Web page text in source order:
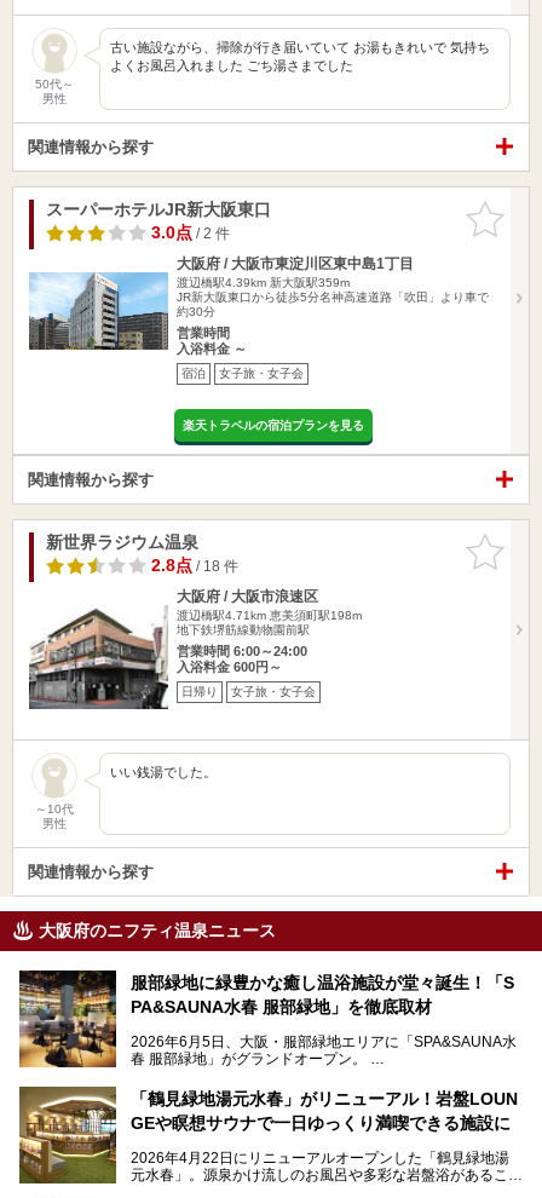
50代～
男性
古い施設ながら、掃除が行き届いていて お湯もきれいで 気持ち
よくお風呂入れました ごち湯さまでした
関連情報から探す
お気に入
りに追加
スーパーホテルJR新大阪東口
3.0点/ 2 件
大阪府 / 大阪市東淀川区東中島1丁目
渡辺橋駅4.39km 新大阪駅359m
JR新大阪東口から徒歩5分名神高速道路「吹田」より車で
約30分
営業時間
入浴料金 ～
宿泊 女子旅・女子会
楽天トラベルの宿泊プランを見る
関連情報から探す
お気に入
りに追加
新世界ラジウム温泉
2.8点/ 18 件
大阪府 / 大阪市浪速区
渡辺橋駅4.71km 恵美須町駅198m
地下鉄堺筋線動物園前駅
営業時間 6:00～24:00
入浴料金 600円～
日帰り 女子旅・女子会
～10代
男性
いい銭湯でした。
関連情報から探す
大阪府のニフティ温泉ニュース
服部緑地に緑豊かな癒し温浴施設が堂々誕生！「S
PA&SAUNA水春 服部緑地」を徹底取材
2026年6月5日、大阪・服部緑地エリアに「SPA&SAUNA水
春 服部緑地」がグランドオープン。
当初の計画から約5年の時を経て誕生した本施設は、温泉・
サウナ・岩盤浴・フィットネス・ラウンジ・レストランなど
を融合した、これまでの“水春”のイメージをさらに進化させ
今回はオープン前の内覧会に参加し、館内のこだわりポイン
「鶴見緑地湯元水春」がリニューアル！岩盤LOUN
GEや瞑想サウナで一日ゆっくり満喫できる施設に
2026年4月22日にリニューアルオープンした「鶴見緑地湯
元水春」。源泉かけ流しのお風呂や多彩な岩盤浴があること